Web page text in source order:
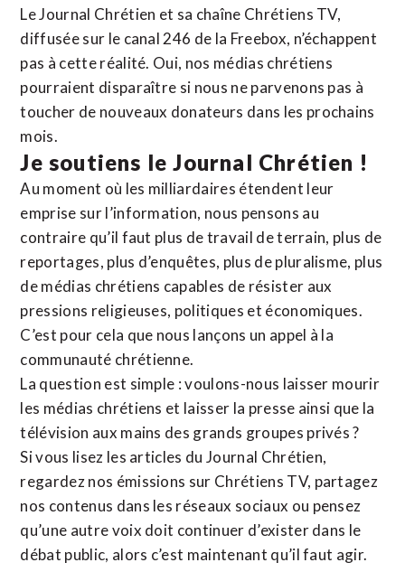
Le Journal Chrétien et sa chaîne Chrétiens TV,
diffusée sur le canal 246 de la Freebox, n’échappent
pas à cette réalité. Oui, nos médias chrétiens
pourraient disparaître si nous ne parvenons pas à
toucher de nouveaux donateurs dans les prochains
mois.
Je soutiens le Journal Chrétien !
Au moment où les milliardaires étendent leur
emprise sur l’information, nous pensons au
contraire qu’il faut plus de travail de terrain, plus de
reportages, plus d’enquêtes, plus de pluralisme, plus
de médias chrétiens capables de résister aux
pressions religieuses, politiques et économiques.
C’est pour cela que nous lançons un appel à la
communauté chrétienne.
La question est simple : voulons-nous laisser mourir
les médias chrétiens et laisser la presse ainsi que la
télévision aux mains des grands groupes privés ?
Si vous lisez les articles du Journal Chrétien,
regardez nos émissions sur Chrétiens TV, partagez
nos contenus dans les réseaux sociaux ou pensez
qu’une autre voix doit continuer d’exister dans le
débat public, alors c’est maintenant qu’il faut agir.